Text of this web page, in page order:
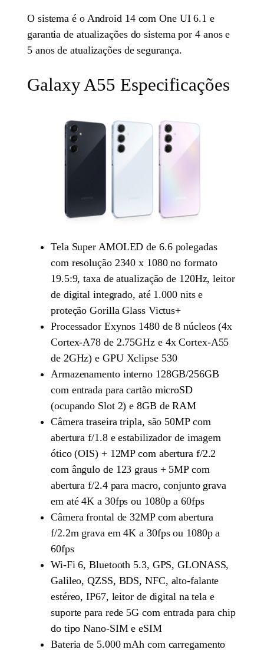
O sistema é o Android 14 com One UI 6.1 e
garantia de atualizações do sistema por 4 anos e
5 anos de atualizações de segurança.
Galaxy A55 Especificações
Tela Super AMOLED de 6.6 polegadas
com resolução 2340 x 1080 no formato
19.5:9, taxa de atualização de 120Hz, leitor
de digital integrado, até 1.000 nits e
proteção Gorilla Glass Victus+
Processador Exynos 1480 de 8 núcleos (4x
Cortex-A78 de 2.75GHz e 4x Cortex-A55
de 2GHz) e GPU Xclipse 530
Armazenamento interno 128GB/256GB
com entrada para cartão microSD
(ocupando Slot 2) e 8GB de RAM
Câmera traseira tripla, são 50MP com
abertura f/1.8 e estabilizador de imagem
ótico (OIS) + 12MP com abertura f/2.2
com ângulo de 123 graus + 5MP com
abertura f/2.4 para macro, conjunto grava
em até 4K a 30fps ou 1080p a 60fps
Câmera frontal de 32MP com abertura
f/2.2m grava em 4K a 30fps ou 1080p a
60fps
Wi-Fi 6, Bluetooth 5.3, GPS, GLONASS,
Galileo, QZSS, BDS, NFC, alto-falante
estéreo, IP67, leitor de digital na tela e
suporte para rede 5G com entrada para chip
do tipo Nano-SIM e eSIM
Bateria de 5.000 mAh com carregamento